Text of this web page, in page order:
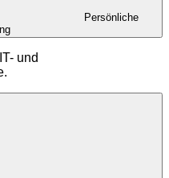
Persönliche
und